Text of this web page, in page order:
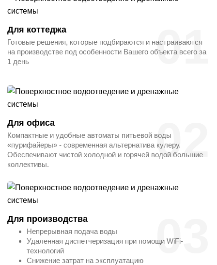
01
Для коттеджа
Готовые решения, которые подбираются и настраиваются
на производстве под особенности Вашего объекта всего за
1 день
02
Для офиса
Компактные и удобные автоматы питьевой воды
«пурифайеры» - современная альтернатива кулеру.
Обеспечивают чистой холодной и горячей водой большие
коллективы.
03
Для производства
Непрерывная подача воды
Удаленная диспетчеризация при помощи WiFi-
технологий
Снижение затрат на эксплуатацию